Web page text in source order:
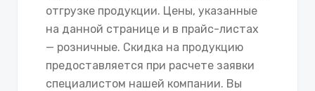
отгрузке продукции. Цены, указанные
на данной странице и в прайс-листах
— розничные. Скидка на продукцию
предоставляется при расчете заявки
специалистом нашей компании. Вы